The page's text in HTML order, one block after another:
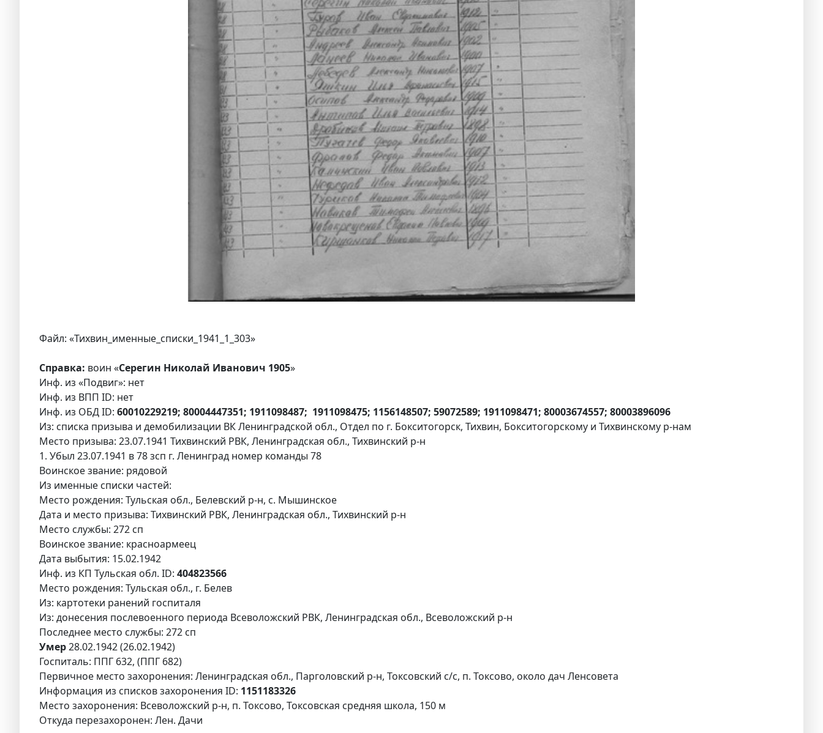
Файл: «Тихвин_именные_списки_1941_1_303»
Справка: воин «Серегин Николай Иванович 1905»
Инф. из «Подвиг»: нет
Инф. из ВПП ID: нет
Инф. из ОБД ID: 60010229219; 80004447351; 1911098487; 1911098475; 1156148507; 59072589; 1911098471; 80003674557; 80003896096
Из: списка призыва и демобилизации ВК Ленинградской обл., Отдел по г. Бокситогорск, Тихвин, Бокситогорскому и Тихвинскому р-нам
Место призыва: 23.07.1941 Тихвинский РВК, Ленинградская обл., Тихвинский р-н
1. Убыл 23.07.1941 в 78 зсп г. Ленинград номер команды 78
Воинское звание: рядовой
Из именные списки частей:
Место рождения: Тульская обл., Белевский р-н, с. Мышинское
Дата и место призыва: Тихвинский РВК, Ленинградская обл., Тихвинский р-н
Место службы: 272 сп
Воинское звание: красноармеец
Дата выбытия: 15.02.1942
Инф. из КП Тульская обл. ID: 404823566
Место рождения: Тульская обл., г. Белев
Из: картотеки ранений госпиталя
Из: донесения послевоенного периода Всеволожский РВК, Ленинградская обл., Всеволожский р-н
Последнее место службы: 272 сп
Умер28.02.1942 (26.02.1942)
Госпиталь: ППГ 632, (ППГ 682)
Первичное место захоронения: Ленинградская обл., Парголовский р-н, Токсовский с/с, п. Токсово, около дач Ленсовета
Информация из списков захоронения ID: 1151183326
Место захоронения: Всеволожский р-н, п. Токсово, Токсовская средняя школа, 150 м
Откуда перезахоронен: Лен. Дачи